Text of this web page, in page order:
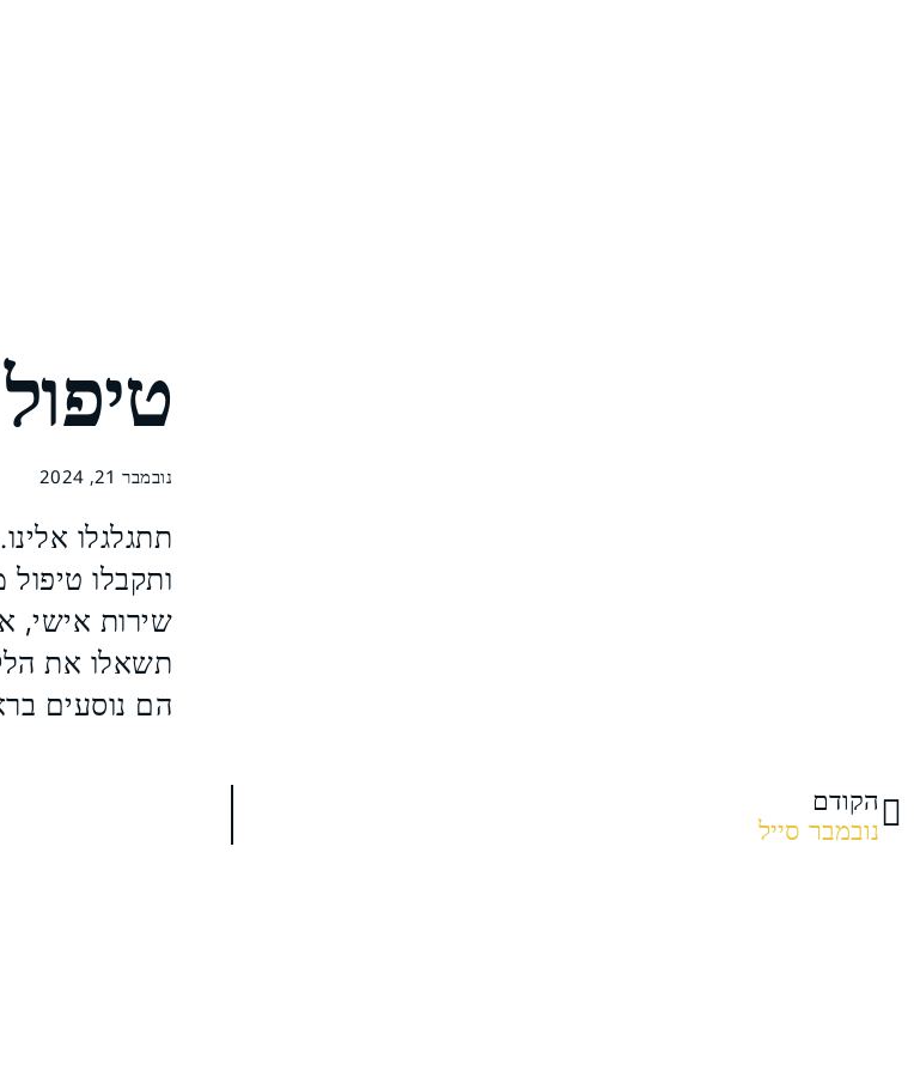
נובמבר 21, 2024
תתגלגלו
ותקבלו
שירות אישי,
תשאלו את
הם נוסעים
הקודם
נובמבר סייל